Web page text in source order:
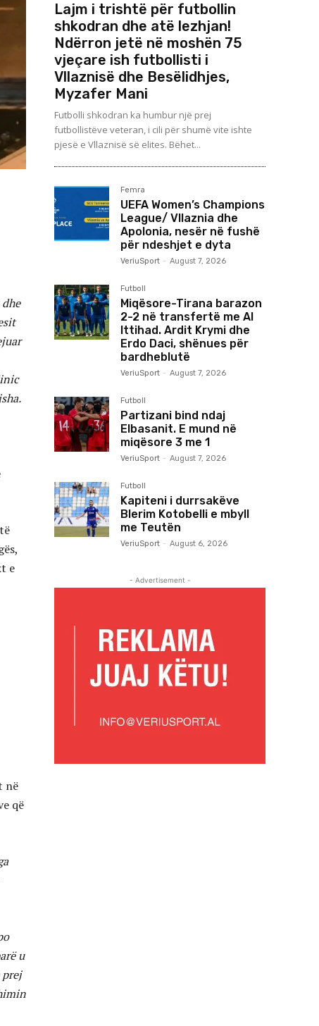
e
në
që
u
prej
Lajm i trishtë për futbollin
shkodran dhe atë lezhjan!
Ndërron jetë në moshën 75
vjeçare ish futbollisti i
Vllaznisë dhe Besëlidhjes,
Myzafer Mani
Futbolli shkodran ka humbur një prej
futbollistëve veteran, i cili për shumë vite ishte
pjesë e Vllaznisë së elites. Bëhet...
Femra
UEFA Women’s Champions
League/ Vllaznia dhe
Apolonia, nesër në fushë
për ndeshjet e dyta
VeriuSport - August 7, 2026
Futboll
Miqësore-Tirana barazon
2-2 në transfertë me Al
Ittihad. Ardit Krymi dhe
Erdo Daci, shënues për
bardheblutë
VeriuSport - August 7, 2026
Futboll
Partizani bind ndaj
Elbasanit. E mund në
miqësore 3 me 1
VeriuSport - August 7, 2026
Futboll
Kapiteni i durrsakëve
Blerim Kotobelli e mbyll
me Teutën
VeriuSport - August 6, 2026
- Advertisement -